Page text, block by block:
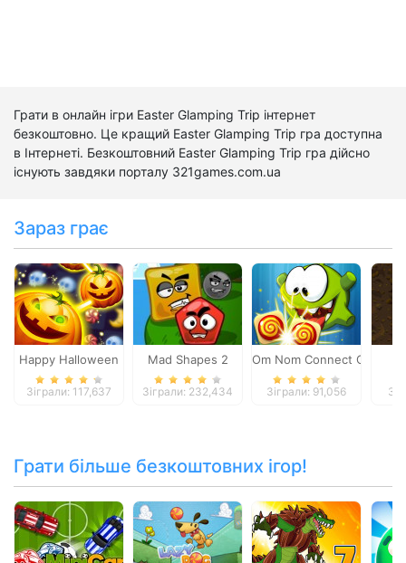
Грати в онлайн ігри Easter Glamping Trip інтернет
безкоштовно. Це кращий Easter Glamping Trip гра доступна
в Інтернеті. Безкоштовний Easter Glamping Trip гра дійсно
існують завдяки порталу 321games.com.ua
Зараз грає
Happy Halloween
Зіграли: 117,637
Mad Shapes 2
Зіграли: 232,434
Om Nom Connect Classic
Зіграли: 91,056
Грати більше безкоштовних ігор!